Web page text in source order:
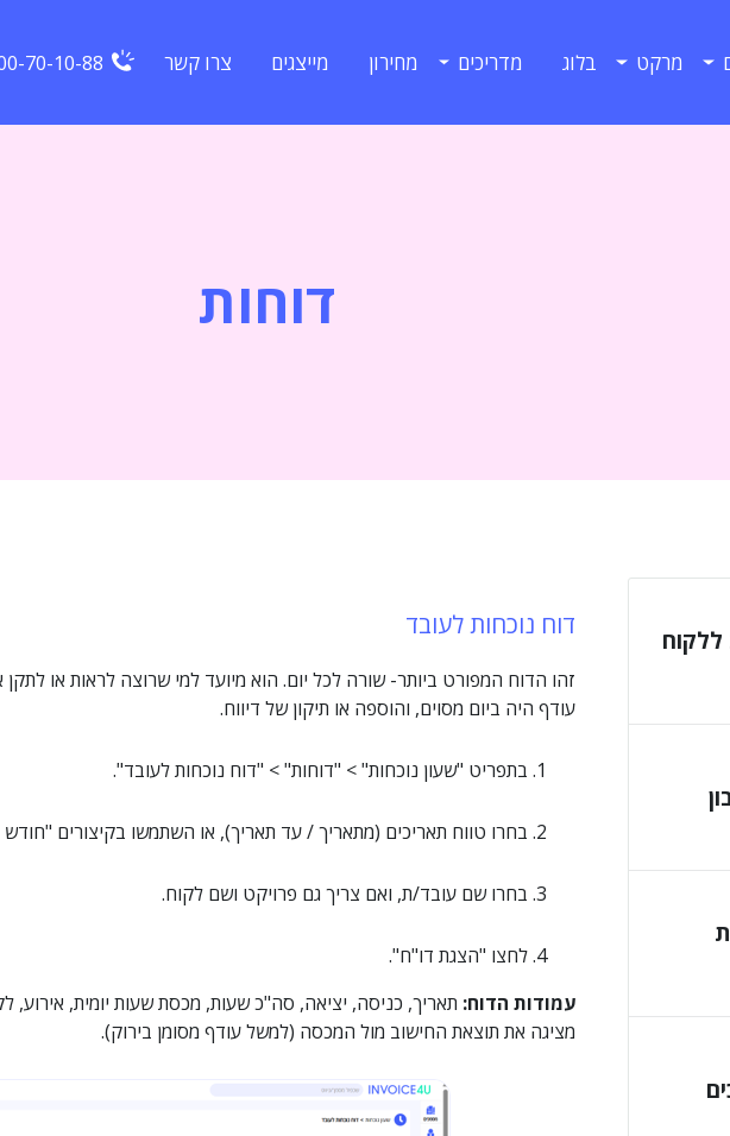
מרקט בלוג מדריכים מחירון מייצגים צרו קשר 70-10-88
דוחות
דוח נוכחות לעובד
זהו הדוח המפורט ביותר- שורה לכל יום. הוא מיועד למי שרוצה לראות או
עודף היה ביום מסוים, והוספה או תיקון של דיווח.
בתפריט "שעון נוכחות" > "דוחות" > "דוח נוכחות לעובד".
בחרו טווח תאריכים (מתאריך / עד תאריך), או השתמשו בקיצורים
בחרו שם עובד/ת, ואם צריך גם פרויקט ושם לקוח.
לחצו "הצגת דו"ח".
עמודות הדוח: תאריך, כניסה, יציאה, סה"כ שעות, מכסת שעות יומית, אירוע,
מציגה את תוצאת החישוב מול המכסה (למשל עודף מסומן בירוק).